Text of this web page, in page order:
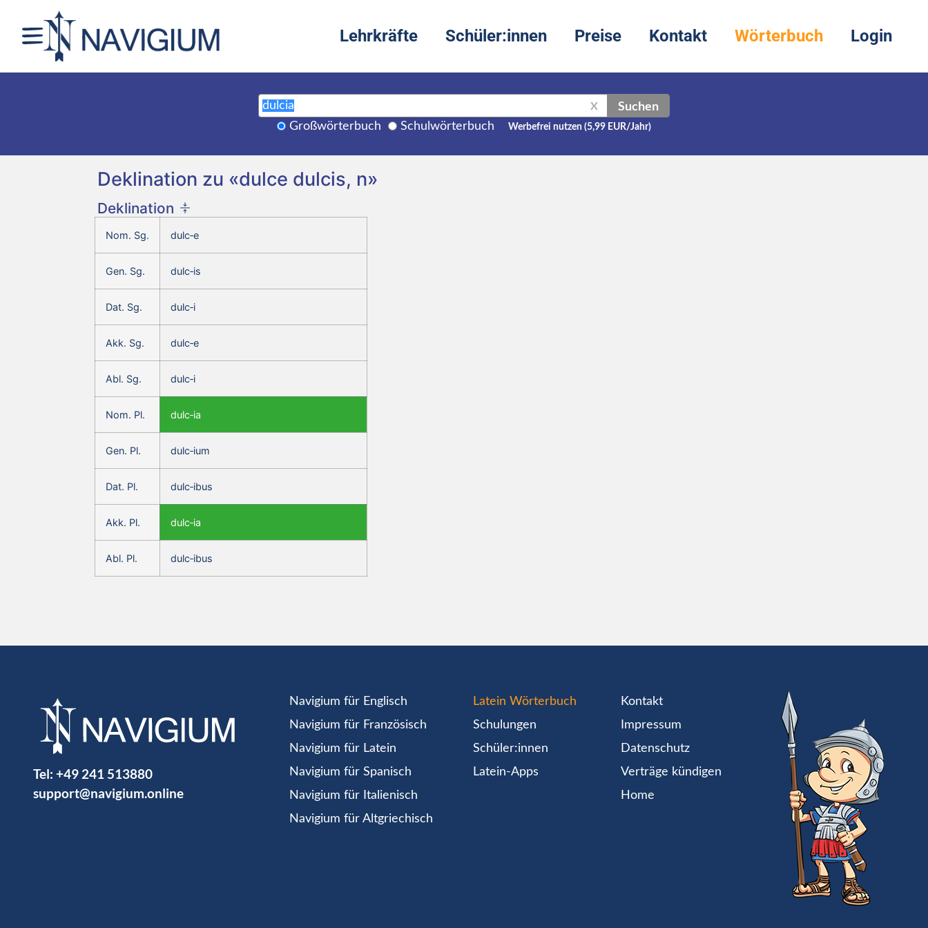
Lehrkräfte Schüler:innen Preise Kontakt Wörterbuch Login
X Suchen
Großwörterbuch Schulwörterbuch Werbefrei nutzen (5,99 EUR/Jahr)
Deklination zu «dulce dulcis, n»
Deklination
Nom. Sg. dulc‑e
Gen. Sg. dulc‑is
Dat. Sg. dulc‑i
Akk. Sg. dulc‑e
Abl. Sg. dulc‑i
Nom. Pl. dulc‑ia
Gen. Pl. dulc‑ium
Dat. Pl. dulc‑ibus
Akk. Pl. dulc‑ia
Abl. Pl. dulc‑ibus
Tel: +49 241 513880
support@navigium.online
Navigium für Englisch
Navigium für Französisch
Navigium für Latein
Navigium für Spanisch
Navigium für Italienisch
Navigium für Altgriechisch
Latein Wörterbuch
Schulungen
Schüler:innen
Latein-Apps
Kontakt
Impressum
Datenschutz
Verträge kündigen
Home